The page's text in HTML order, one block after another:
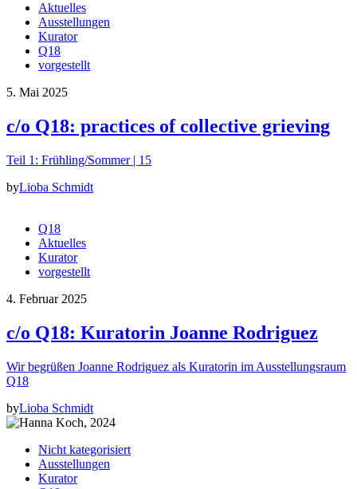
Aktuelles
Ausstellungen
Kurator
Q18
vorgestellt
5. Mai 2025
c/o Q18: practices of collective grieving
Teil 1: Frühling/Sommer | 15
byLioba Schmidt
Q18
Aktuelles
Kurator
vorgestellt
4. Februar 2025
c/o Q18: Kuratorin Joanne Rodriguez
Wir begrüßen Joanne Rodriguez als Kuratorin im Ausstellungsraum
Q18
byLioba Schmidt
Nicht kategorisiert
Ausstellungen
Kurator